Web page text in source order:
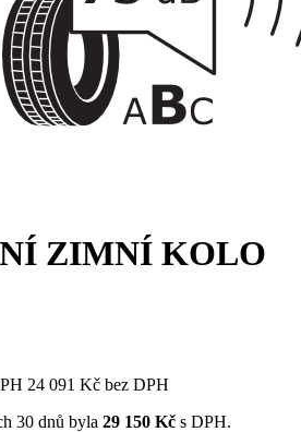
ZIMNÍ KOLO
24 091 Kč bez DPH
30 dnů byla 29 150 Kč s DPH.